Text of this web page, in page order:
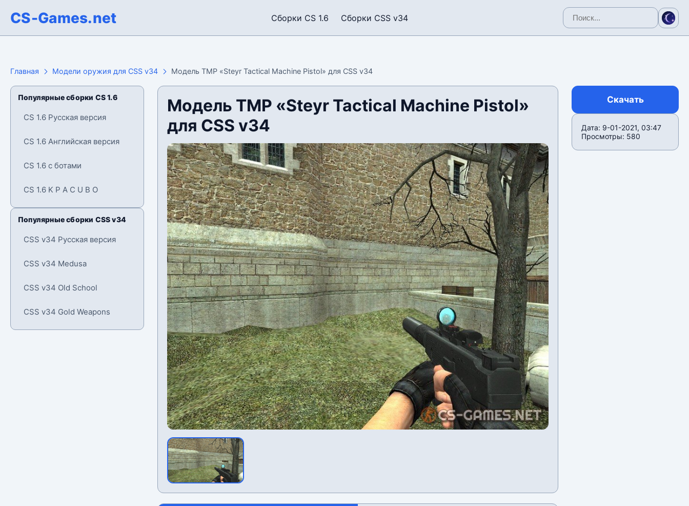
CS-Games.net Сборки CS 1.6 Сборки CSS v34
Главная Модели оружия для CSS v34 Модель TMP «Steyr Tactical Machine Pistol» для CSS v34
Популярные сборки CS 1.6
CS 1.6 Русская версия
CS 1.6 Английская версия
CS 1.6 с ботами
CS 1.6 K P A C U B O
Популярные сборки CSS v34
CSS v34 Русская версия
CSS v34 Medusa
CSS v34 Old School
CSS v34 Gold Weapons
Модель TMP «Steyr Tactical Machine Pistol»
для CSS v34
Скачать
Дата: 9-01-2021, 03:47
Просмотры: 580